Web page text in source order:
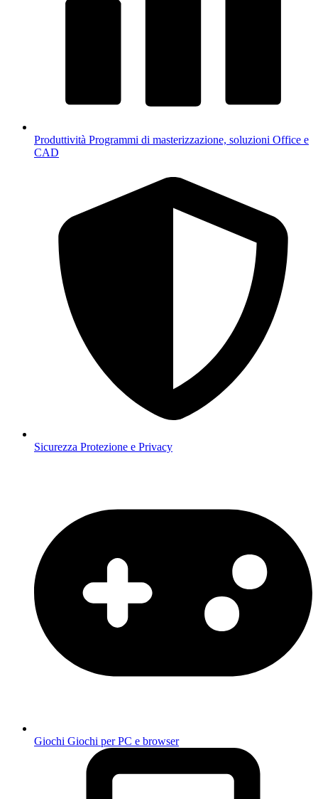
Produttività Programmi di masterizzazione, soluzioni Office e
CAD
Sicurezza Protezione e Privacy
Giochi Giochi per PC e browser